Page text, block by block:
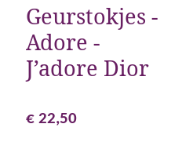
Geurstokjes -
Adore -
J’adore Dior
€ 22,50